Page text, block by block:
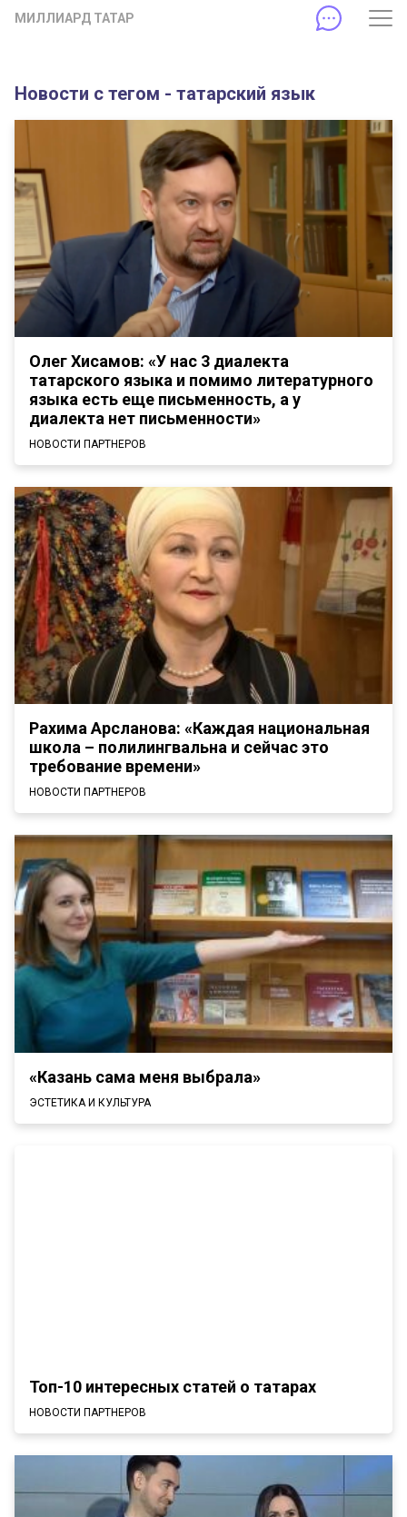
МИЛЛИАРД ТАТАР
Новости с тегом - татарский язык
Олег Хисамов: «У нас 3 диалекта
татарского языка и помимо литературного
языка есть еще письменность, а у
диалекта нет письменности»
НОВОСТИ ПАРТНЕРОВ
Рахима Арсланова: «Каждая национальная
школа – полилингвальна и сейчас это
требование времени»
НОВОСТИ ПАРТНЕРОВ
«Казань сама меня выбрала»
ЭСТЕТИКА И КУЛЬТУРА
Топ-10 интересных статей о татарах
НОВОСТИ ПАРТНЕРОВ